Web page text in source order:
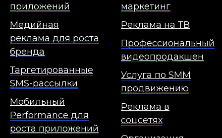
приложений
Медийная
реклама для роста
бренда
Таргетированные
SMS-рассылки
Мобильный
Performance для
роста приложений
маркетинг
Реклама на ТВ
Профессиональный
видеопродакшен
Услуга по SMM
продвижению
Реклама в
соцсетях